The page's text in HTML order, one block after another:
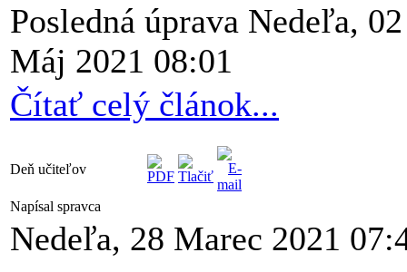
Posledná úprava Nedeľa, 02
Máj 2021 08:01
Čítať celý článok...
Deň učiteľov
Napísal spravca
Nedeľa, 28 Marec 2021